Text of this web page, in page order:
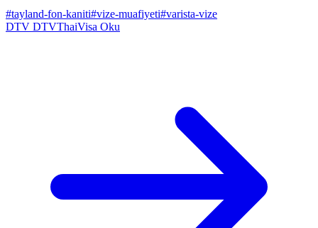
#tayland-fon-kaniti#vize-muafiyeti#varista-vize
DTV DTVThaiVisa Oku